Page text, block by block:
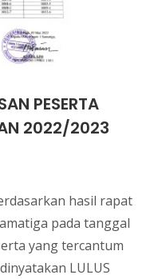
PESERTA
2022/2023
hasil rapat
pada tanggal
yang tercantum
LULUS